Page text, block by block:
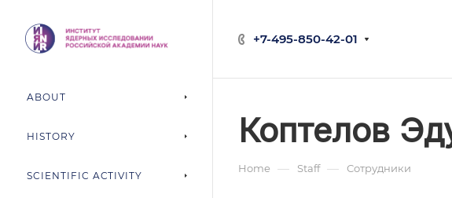
+7-495-850-42-01
ABOUT
HISTORY
SCIENTIFIC ACTIVITY
Коптелов
Home — Staff — Сотрудники